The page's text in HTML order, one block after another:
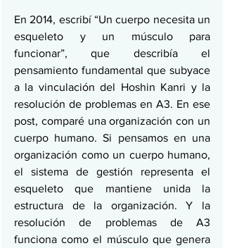
En 2014, escribí “Un cuerpo necesita un
esqueleto y un músculo para
funcionar”, que describía el
pensamiento fundamental que subyace
a la vinculación del Hoshin Kanri y la
resolución de problemas en A3. En ese
post, comparé una organización con un
cuerpo humano. Si pensamos en una
organización como un cuerpo humano,
el sistema de gestión representa el
esqueleto que mantiene unida la
estructura de la organización. Y la
resolución de problemas de A3
funciona como el músculo que genera